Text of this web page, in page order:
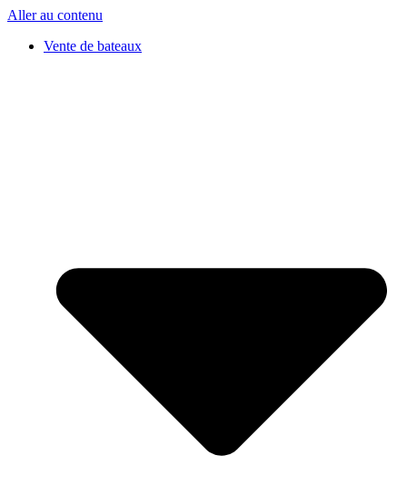
Aller au contenu
Vente de bateaux